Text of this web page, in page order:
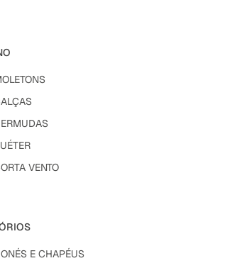
VENTO
E CHAPÉUS